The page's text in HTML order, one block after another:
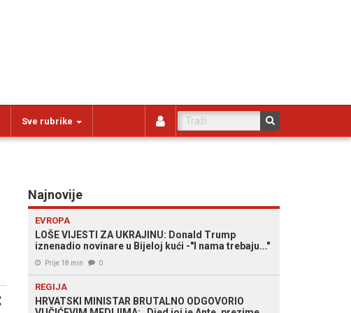
Sve rubrike
Najnovije
EVROPA
LOŠE VIJESTI ZA UKRAJINU: Donald Trump
iznenadio novinare u Bijeloj kući -"I nama trebaju..."
Prije 18 min 0
REGIJA
HRVATSKI MINISTAR BRUTALNO ODGOVORIO